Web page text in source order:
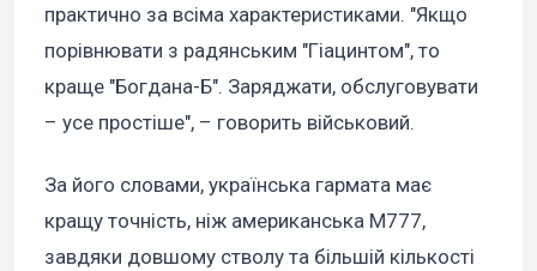
практично за всіма характеристиками. "Якщо
порівнювати з радянським "Гіацинтом", то
краще "Богдана-Б". Заряджати, обслуговувати
– усе простіше", – говорить військовий.
За його словами, українська гармата має
кращу точність, ніж американська М777,
завдяки довшому стволу та більшій кількості